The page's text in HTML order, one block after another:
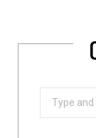
Search